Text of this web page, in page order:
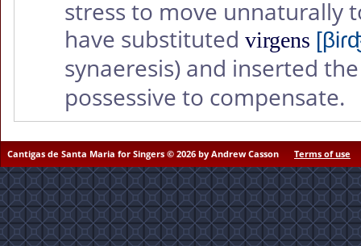
stress to move unnaturally
have substituted virgens
synaeresis) and inserted
possessive to compensate.
Cantigas de Santa Maria for Singers © 2026 by Andrew Casson Terms of use